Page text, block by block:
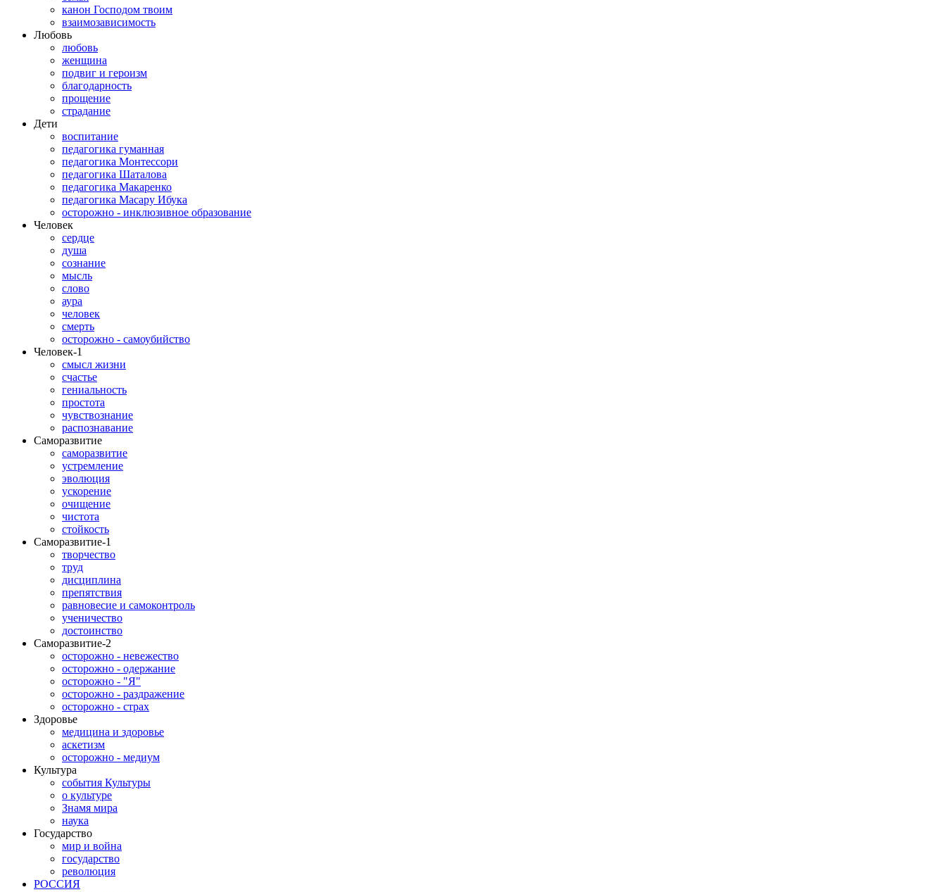
канон Господом твоим
взаимозависимость
Любовь
любовь
женщина
подвиг и героизм
благодарность
прощение
страдание
Дети
воспитание
педагогика гуманная
педагогика Монтессори
педагогика Шаталова
педагогика Макаренко
педагогика Масару Ибука
осторожно - инклюзивное образование
Человек
сердце
душа
сознание
мысль
слово
аура
человек
смерть
осторожно - самоубийство
Человек-1
смысл жизни
счастье
гениальность
простота
чувствознание
распознавание
Саморазвитие
саморазвитие
устремление
эволюция
ускорение
очищение
чистота
стойкость
Саморазвитие-1
творчество
труд
дисциплина
препятствия
равновесие и самоконтроль
ученичество
достоинство
Саморазвитие-2
осторожно - невежество
осторожно - одержание
осторожно - "Я"
осторожно - раздражение
осторожно - страх
Здоровье
медицина и здоровье
аскетизм
осторожно - медиум
Культура
события Культуры
о культуре
Знамя мира
наука
Государство
мир и война
государство
революция
РОССИЯ